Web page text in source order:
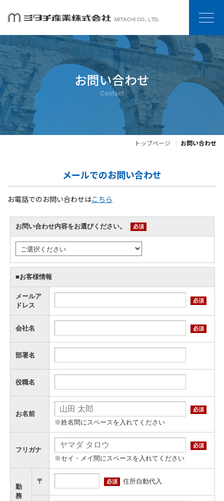
お問い合わせ
Contact
トップページ お問い合わせ
メールでのお問い合わせ
お電話でのお問い合わせはこちら
お問い合わせ内容をお選びください。 必須
■お客様情報
メールア
ドレス
必須
会社名 必須
部署名
役職名
お名前
必須
※姓名間にスペースを入れてください
フリガナ
必須
※セイ・メイ間にスペースを入れてください
勤
務
〒 必須 住所自動代入